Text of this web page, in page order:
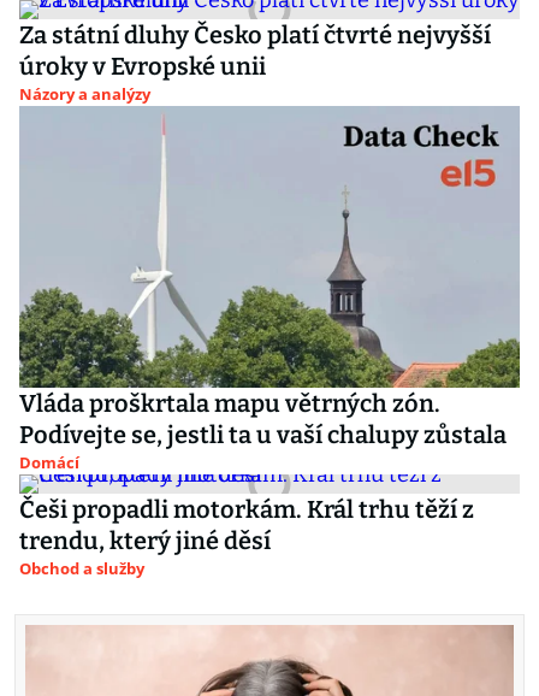
Za státní dluhy Česko platí čtvrté nejvyšší
úroky v Evropské unii
Názory a analýzy
Vláda proškrtala mapu větrných zón.
Podívejte se, jestli ta u vaší chalupy zůstala
Domácí
Češi propadli motorkám. Král trhu těží z
trendu, který jiné děsí
Obchod a služby